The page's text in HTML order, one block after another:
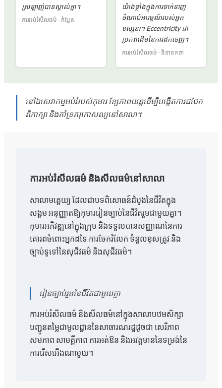
ស្រឡាញ់បានស្គាល់គ្នា។
ការអប់រំសីលធម៌ - កំប្លែង
យ៉ាងខ្លាំងក្នុងការទាក់ទាញ
ចំណាប់អារម្មណ៍របស់អ្នក
ទស្សនា។ Eccentricity ជា
ប្រភពដើមនៃការដកចេញ។
ការអប់រំសីលធម៌ - និទានកថា
នៅឯសេវាកម្មអប់រំរបស់កុមារ ខ្សែភាពយន្តដើម្បីបង្កើតការជជែក
ពិភាក្សា និងគាំទ្រគរុកោសល្យនៅសាលា។
ការអប់រំសីលធម៌ និងសីលធម៌នៅសាលា
សាលាមត្តេយ្យ ដែលជាបទពិសោធន៍ដំបូងនៃជីវិតក្នុង
សង្គម អនុញ្ញាតឱ្យកុមាររៀនច្បាប់នៃជីវិតរួមជាមួយគ្នា។
កុមារអភិវឌ្ឍនៅក្នុងក្រុម និងទទួលបានសញ្ញាណនៃការ
គោរពចំពោះអ្នកដទៃ ការចែករំលែក ទំនួលខុសត្រូវ និង
ច្បាប់ទូទៅនៃសុជីវធម៌ និងសុជីវធម៌។
រៀនច្បាប់រួមនៃជីវិតជាមួយគ្នា
ការអប់រំសីលធម៌ និងសីលធម៌នៅក្នុងសាលាបឋមសិក្សា
បញ្ជូនតម្លៃជាមូលដ្ឋាននៃសាធារណរដ្ឋដូចជា សេរីភាព
សមភាព សាមគ្គីភាព ការអត់ឱន និងអវត្តមាននៃទម្រង់នៃ
ការរើសអើងណាមួយ។